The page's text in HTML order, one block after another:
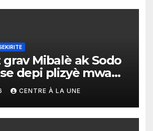
grav Mibalè ak Sodo
depi plizyè mwa
sitwayen,
ak pèsonalite ap
lide, sipò oubyen
ede popilasyon
CENTRE À LA UNE